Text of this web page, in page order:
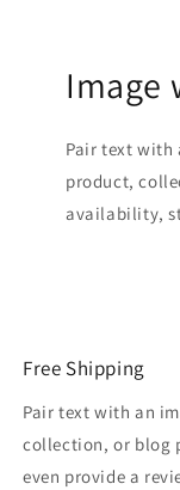
Image
Pair text with
product,
availability,
Free Shipping
Pair text with an
collection, or blog
even provide a